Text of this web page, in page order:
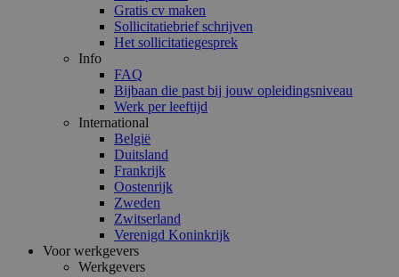
Gratis cv maken
Sollicitatiebrief schrijven
Het sollicitatiegesprek
Info
FAQ
Bijbaan die past bij jouw opleidingsniveau
Werk per leeftijd
International
België
Duitsland
Frankrijk
Oostenrijk
Zweden
Zwitserland
Verenigd Koninkrijk
Voor werkgevers
Werkgevers